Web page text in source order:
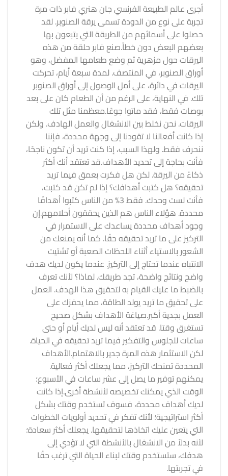
أجرى عالم الطبيعة الفرنسي جان هنري فابر ذات مرة
تجربة على نوع من الدودة تسمى يرقة الصنوبر. لقد
حصلوا على أسمائهم من الطريقة التي يتبعون بها
بعضهم البعض دون خطأ.صنع فابر حلقة من هذه
اليرقات حول مزهرية ثم وضع طعامها المفضل، وهو
أوراق الصنوبر، في المنتصف. لمدة سبعة أيام، تحركت
اليرقات في دائرة، على أمل الوصول إلى أوراق الصنوبر
تلك. في النهاية، على الرغم من أن الطعام كان على بعد
بوصات فقط، فقد ماتوا جوعًا.معظمنا مثل تلك
اليرقات. نحن نخلط بين الانشغال والعمل الهادف. ولكن
إذا كانت أفعالنا لا تقودنا إلى وجهة محددة، فإننا
ننحرف فقط. ولهذا السبب، إذا كنت تريد أن تكون ناجحًا،
فأنت بحاجة إلى تحديد الأهداف.قد تعتقد أنك أكثر
ذكاءً من اليرقة. لكن هل فكرت بعمق فيما تريد
تحقيقه؟ هل كتبت أهدافك؟ إذا لم تكن قد كتبت،
فأنت لست وحدك. فقط 3% من الناس كتبوا أهدافًا
محددة. هؤلاء الناس هم الذين يحققون أحلامهم.إن
وجود أهداف محددة يساعدك على الاستمرار في
التركيز على ما تريد تحقيقه حقًا. كما أنه يمنعك من
الشعور بالاستياء أثناء اللحظات الصعبة أو تشتيت
الانتباه عندما تحتاج إلى التركيز. عندما يكون لديك هدف
واضح ونتائج واضحة، تجد طريقك. لماذا؟ لأنك تعرف
بالضبط ما عليك القيام به لتحقيق هذا الهدف. العمل
على تحقيق ما تريد يولد الطاقة، مما يحفزك على
العمل بجدية أكبر.صياغة الأهداف بشكل صحيح
تستغرق وقتا. قد تعتقد أنه ليس لديك أيام أو حتى
ساعات للجلوس والتفكير فيما تريد تحقيقه في الحياة.
لكن الاستثمار هذه المرة جدير بالاهتمام.الأهداف
المحددة تمنحك التركيز، مما يجعلك أكثر فعالية.
يمكنهم توفير ما يصل إلى عشر ساعات في الأسبوع؛
الوقت الذي يمكنك تخصيصه لأنشطة أخرى.إذا كانت
لديك أهداف محددة، فسوف تستخدم وقتك بشكل
أكثر استراتيجية؛ لأنك تفكر في تحديد أولويات الخطوات
التي يتعين عليك اتخاذها لتحقيقها. يجعلك أكثر سعادة؛
لأنه بدلاً من الانشغال بالأنشطة التي لا تؤدي إلى
هدفك، ستستخدم وقتك لبناء الحياة التي ترغب حقًا
في تجربتها.